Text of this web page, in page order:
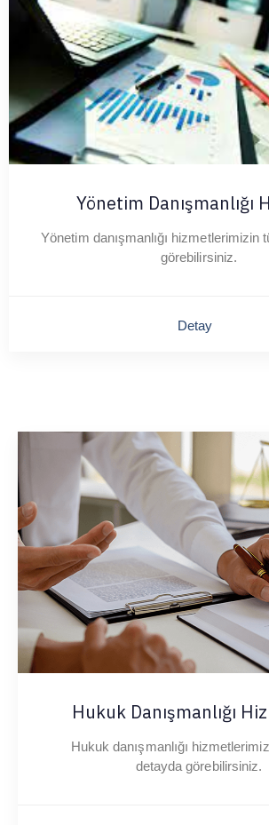
Yönetim Danışmanlığı
Yönetim danışmanlığı hizmetlerimizin
görebilirsiniz.
Detay
Hukuk Danışmanlığı
Hukuk danışmanlığı
detayda görebilirsiniz.